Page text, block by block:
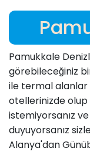
Pamukkale
görebileceğiniz
ile termal
otellerinizde olup
istemiyorsanız
duyuyorsanız
Alanya'dan